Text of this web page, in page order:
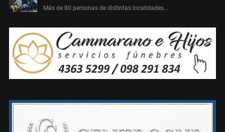
Más de 80 personas de distintas localidades…